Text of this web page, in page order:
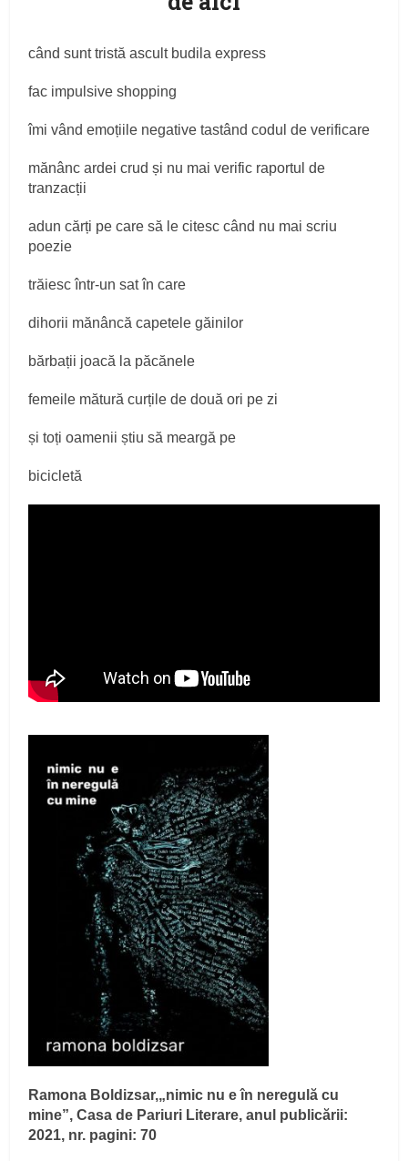
când sunt tristă ascult budila express
fac impulsive shopping
îmi vând emoțiile negative tastând codul de verificare
mănânc ardei crud și nu mai verific raportul de
tranzacții
adun cărți pe care să le citesc când nu mai scriu
poezie
trăiesc într-un sat în care
dihorii mănâncă capetele găinilor
bărbații joacă la păcănele
femeile mătură curțile de două ori pe zi
și toți oamenii știu să meargă pe
bicicletă
Ramona Boldizsar,„nimic nu e în neregulă cu
mine”, Casa de Pariuri Literare, anul publicării:
2021, nr. pagini: 70